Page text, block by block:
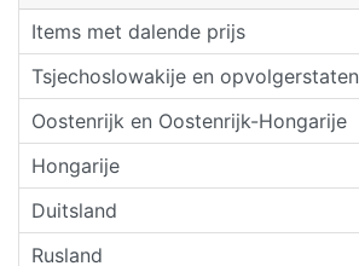
Items met dalende prijs
Tsjechoslowakije en opvolgerstaten
Oostenrijk en Oostenrijk-Hongarije
Hongarije
Duitsland
Rusland